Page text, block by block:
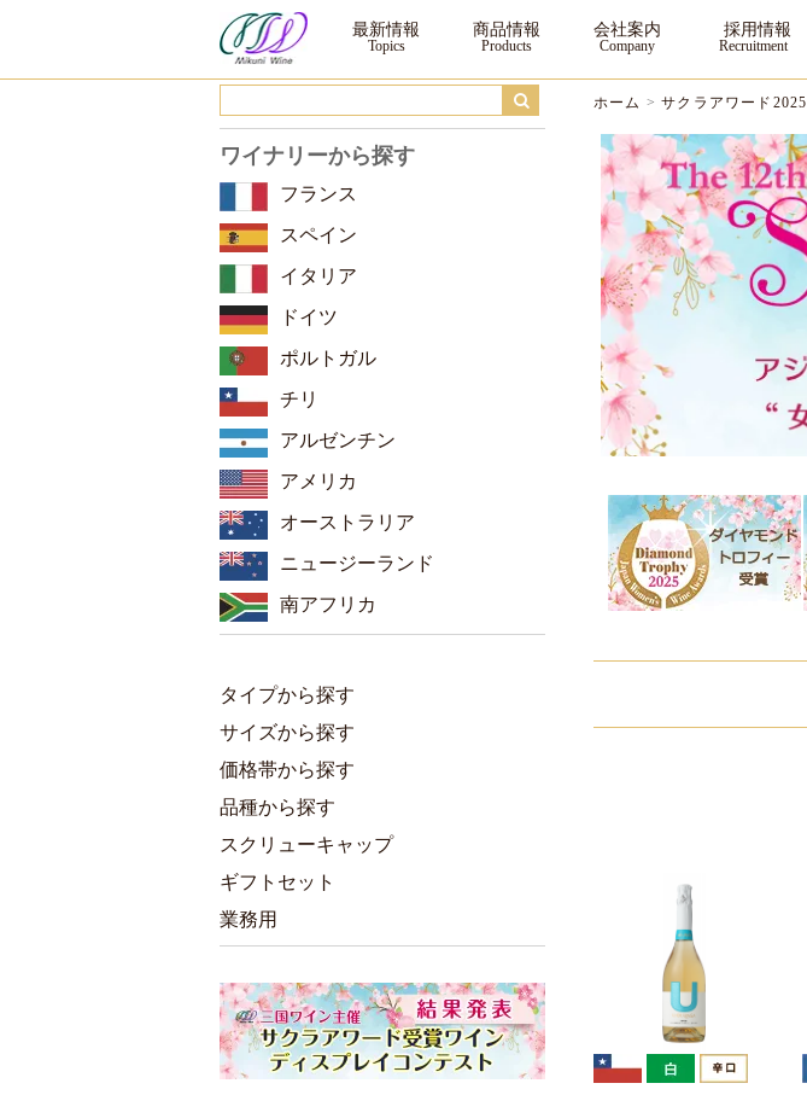
最新情報 商品情報 会社案内 採用情報
ホーム >サクラアワード2025
ワイナリーから探す
フランス
スペイン
イタリア
ドイツ
ポルトガル
チリ
アルゼンチン
アメリカ
オーストラリア
ニュージーランド
南アフリカ
タイプから探す
サイズから探す
価格帯から探す
品種から探す
スクリューキャップ
ギフトセット
業務用